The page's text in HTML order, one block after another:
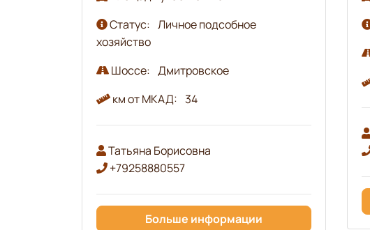
Статус: Личное подсобное
хозяйство
Шоссе: Дмитровское
км от МКАД: 34
Татьяна Борисовна
+79258880557
Больше информации